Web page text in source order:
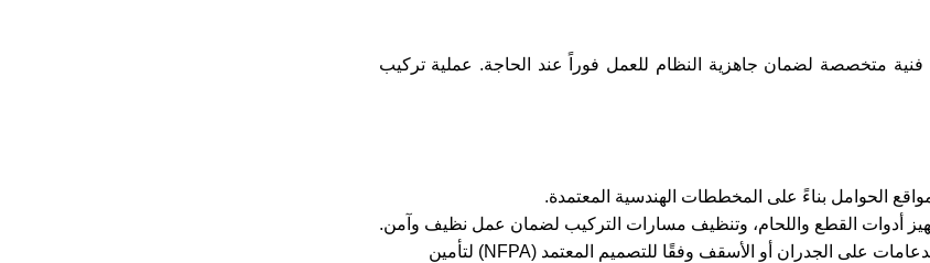
متخصصة لضمان جاهزية النظام للعمل فوراً عند الحاجة. عملية تركيب
الحوامل بناءً على المخططات الهندسية المعتمدة.
أدوات القطع واللحام، وتنظيف مسارات التركيب لضمان عمل نظيف وآمن.
يتم تركيب الأقواس المعدنية القوية والدعامات على الجدران أو الأسقف وفقًا للتصميم المعتمد (NFPA) لتأمين